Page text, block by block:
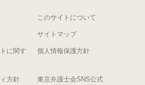
このサイトについて
サイトマップ
に関す
個人情報保護方針
方針
東京弁護士会SNS公式